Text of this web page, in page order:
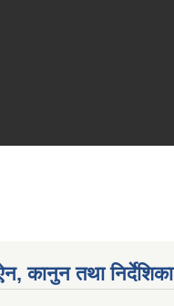
कानुन तथा निर्देशिका